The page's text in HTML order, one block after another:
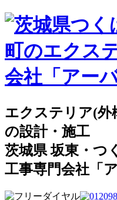
エクステリア(外
の設計・施工
茨城県 坂東・つ
工事専門会社「